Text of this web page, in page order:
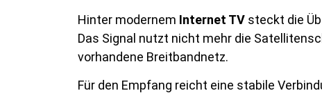
Hinter modernem Internet TV steckt die
Das Signal nutzt nicht mehr die
vorhandene Breitbandnetz.
Für den Empfang reicht eine stabile